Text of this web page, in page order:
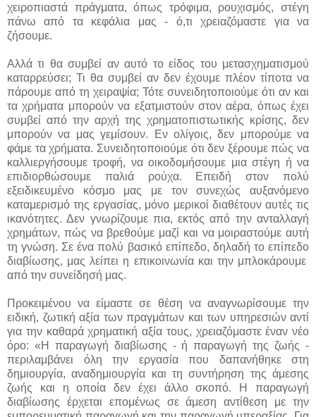
χειροπιαστά πράγματα, όπως τρόφιμα, ρουχισμός, στέγη
πάνω από τα κεφάλια μας - ό,τι χρειαζόμαστε για να
ζήσουμε.
Αλλά τι θα συμβεί αν αυτό το είδος του μετασχηματισμού
καταρρεύσει; Τι θα συμβεί αν δεν έχουμε πλέον τίποτα να
πάρουμε από τη χειραψία; Τότε συνειδητοποιούμε ότι αν και
τα χρήματα μπορούν να εξατμιστούν στον αέρα, όπως έχει
συμβεί από την αρχή της χρηματοπιστωτικής κρίσης, δεν
μπορούν να μας γεμίσουν. Εν ολίγοις, δεν μπορούμε να
φάμε τα χρήματα. Συνειδητοποιούμε ότι δεν ξέρουμε πώς να
καλλιεργήσουμε τροφή, να οικοδομήσουμε μια στέγη ή να
επιδιορθώσουμε παλιά ρούχα. Επειδή στον πολύ
εξειδικευμένο κόσμο μας με τον συνεχώς αυξανόμενο
καταμερισμό της εργασίας, μόνο μερικοί διαθέτουν αυτές τις
ικανότητες. Δεν γνωρίζουμε πια, εκτός από την ανταλλαγή
χρημάτων, πώς να βρεθούμε μαζί και να μοιραστούμε αυτή
τη γνώση. Σε ένα πολύ βασικό επίπεδο, δηλαδή το επίπεδο
διαβίωσης, μας λείπει η επικοινωνία και την μπλοκάρουμε
από την συνείδησή μας.
Προκειμένου να είμαστε σε θέση να αναγνωρίσουμε την
ειδική, ζωτική αξία των πραγμάτων και των υπηρεσιών αντί
για την καθαρά χρηματική αξία τους, χρειαζόμαστε έναν νέο
όρο: «Η παραγωγή διαβίωσης - ή παραγωγή της ζωής -
περιλαμβάνει όλη την εργασία που δαπανήθηκε στη
δημιουργία, αναδημιουργία και τη συντήρηση της άμεσης
ζωής και η οποία δεν έχει άλλο σκοπό. Η παραγωγή
διαβίωσης έρχεται επομένως σε άμεση αντίθεση με την